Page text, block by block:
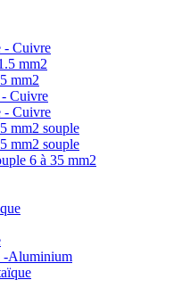
- Cuivre
mm2
mm2
Cuivre
- Cuivre
mm2 souple
mm2 souple
6 à 35 mm2
-Aluminium